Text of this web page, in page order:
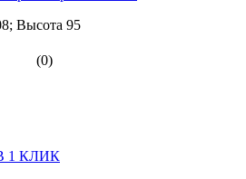
Высота 95
(0)
1 КЛИК